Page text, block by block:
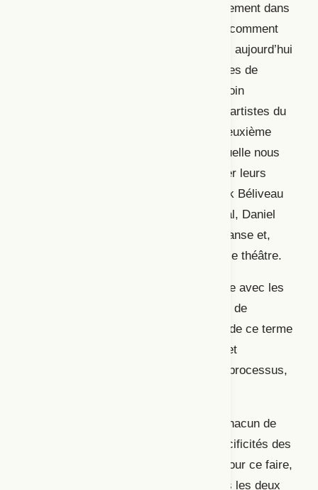
de situer nos échanges plus particulièrement dans
le contexte québécois actuel. En effet, comment
·elles aujourd’hui
la notion de partition dans leurs pratiques de
C’est donc à partir de ce besoin
d’ancrage dans l’actualité vibrante des artistes du
Québec que nous avons élaboré une deuxième
au cours de laquelle nous
avons invité six artistes à venir partager leurs
approches de la partition : Marie-Annick Béliveau
et Nour Symon pour le domaine musical, Daniel
Soulières et Harold Rhéaume pour la danse et,
enfin, Andrea Ubal et Julien Blais pour le théâtre.
Nos échanges lors de la journée d’étude avec les
artistes ont mis en évidence deux axes de
réflexion pour tenter d’éclaircir l’usage de ce terme
dans la pratique artistique québécoise et
contemporaine : la partition modèle ou processus,
Cet article nous permettra de décrire chacun de
ces axes en mettant de l’avant les spécificités des
s. Pour ce faire,
nous déplierons dans un premier temps les deux